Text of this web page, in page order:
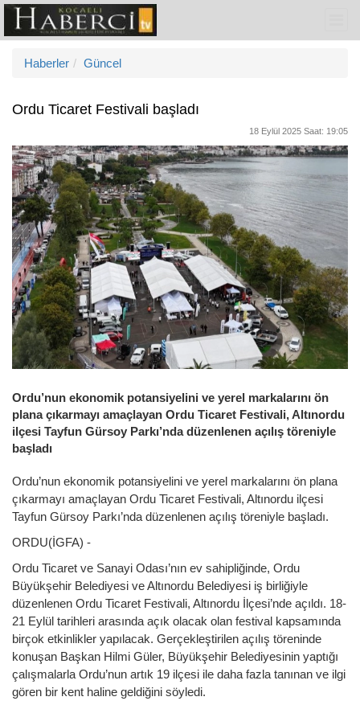
Haberler Güncel
Ordu Ticaret Festivali başladı
18 Eylül 2025 Saat: 19:05
Ordu’nun ekonomik potansiyelini ve yerel markalarını ön
plana çıkarmayı amaçlayan Ordu Ticaret Festivali, Altınordu
ilçesi Tayfun Gürsoy Parkı’nda düzenlenen açılış töreniyle
başladı
Ordu’nun ekonomik potansiyelini ve yerel markalarını ön plana
çıkarmayı amaçlayan Ordu Ticaret Festivali, Altınordu ilçesi
Tayfun Gürsoy Parkı’nda düzenlenen açılış töreniyle başladı.
ORDU(İGFA) -
Ordu Ticaret ve Sanayi Odası’nın ev sahipliğinde, Ordu
Büyükşehir Belediyesi ve Altınordu Belediyesi iş birliğiyle
düzenlenen Ordu Ticaret Festivali, Altınordu İlçesi’nde açıldı. 18-
21 Eylül tarihleri arasında açık olacak olan festival kapsamında
birçok etkinlikler yapılacak. Gerçekleştirilen açılış töreninde
konuşan Başkan Hilmi Güler, Büyükşehir Belediyesinin yaptığı
çalışmalarla Ordu’nun artık 19 ilçesi ile daha fazla tanınan ve ilgi
gören bir kent haline geldiğini söyledi.